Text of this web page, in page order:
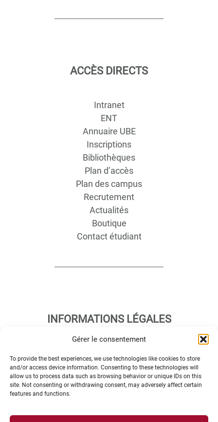
Gérer le consentement
To provide the best experiences, we use technologies like cookies to store
and/or access device information. Consenting to these technologies will
allow us to process data such as browsing behavior or unique IDs on this
site. Not consenting or withdrawing consent, may adversely affect certain
features and functions.
ACCÈS DIRECTS
Intranet
ENT
Annuaire UBE
Inscriptions
Bibliothèques
Plan d’accès
Plan des campus
Recrutement
Actualités
Boutique
Contact étudiant
INFORMATIONS LÉGALES
Mentions légales
Données personnelles et gestion des cookies
Politique de confidentialité